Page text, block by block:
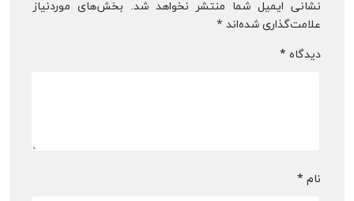
نشانی ایمیل شما منتشر نخواهد شد. بخش‌های موردنیاز
علامت‌گذاری شده‌اند *
دیدگاه *
نام *